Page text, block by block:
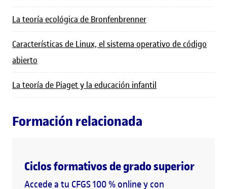
La teoría ecológica de Bronfenbrenner
Características de Linux, el sistema operativo de código
abierto
La teoría de Piaget y la educación infantil
Formación relacionada
Ciclos formativos de grado superior
Accede a tu CFGS 100 % online y con